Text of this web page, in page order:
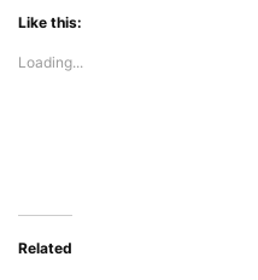
Like this:
Loading...
Related